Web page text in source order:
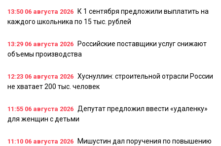
13:50 06 августа 2026
К 1 сентября предложили выплатить на
каждого школьника по 15 тыс. рублей
13:29 06 августа 2026
Российские поставщики услуг снижают
объемы производства
12:23 06 августа 2026 Хуснуллин: строительной отрасли России
не хватает 200 тыс. человек
11:55 06 августа 2026 Депутат предложил ввести «удаленку»
для женщин с детьми
11:10 06 августа 2026
Мишустин дал поручения по повышению